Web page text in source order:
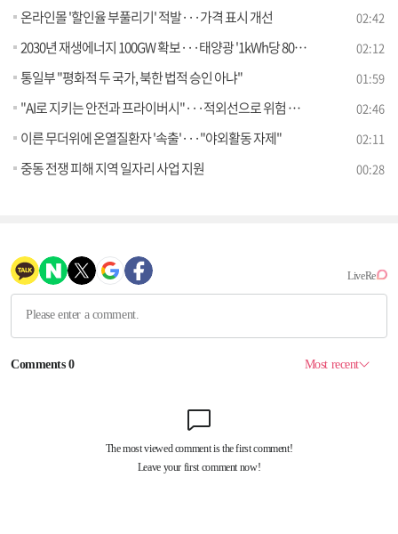
온라인몰 '할인율 부풀리기' 적발···가격 표시 개선 02:42
2030년 재생에너지 100GW 확보···태양광 '1kWh당 80원' 목표 02:12
통일부 "평화적 두 국가, 북한 법적 승인 아냐" 01:59
"AI로 지키는 안전과 프라이버시"···적외선으로 위험 감지 02:46
이른 무더위에 온열질환자 '속출'···"야외활동 자제" 02:11
중동 전쟁 피해 지역 일자리 사업 지원 00:28